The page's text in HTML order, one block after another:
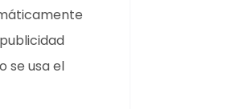
se usa el